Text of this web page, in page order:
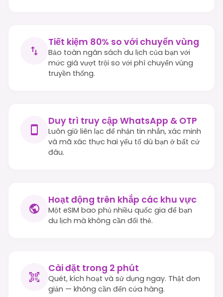
Tiết kiệm 80% so với chuyển vùng
Bảo toàn ngân sách du lịch của bạn với
mức giá vượt trội so với phí chuyển vùng
truyền thống.
Duy trì truy cập WhatsApp & OTP
Luôn giữ liên lạc để nhận tin nhắn, xác minh
và mã xác thực hai yếu tố dù bạn ở bất cứ
đâu.
Hoạt động trên khắp các khu vực
Một eSIM bao phủ nhiều quốc gia để bạn
du lịch mà không cần đổi thẻ.
Cài đặt trong 2 phút
Quét, kích hoạt và sử dụng ngay. Thật đơn
giản — không cần đến cửa hàng.